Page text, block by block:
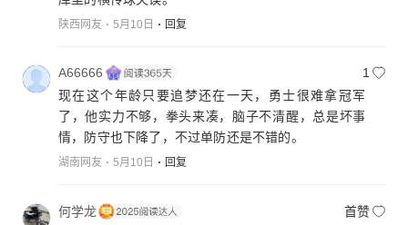
陕西网友 5月10日 回复
A66666
1
现在这个年龄只要追梦还在一天，勇士很难拿冠军
了，他实力不够，拳头来凑，脑子不清醒，总是坏事
情，防守也下降了，不过单防还是不错的。
湖南网友 5月10日 回复
何学龙 首赞